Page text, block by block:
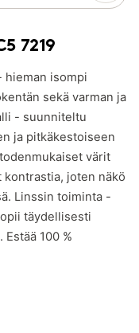
7219
hieman isompi
sekä varman ja
- suunniteltu
ja pitkäkestoiseen
värit
kontrastia, joten näkö
Linssin toiminta -
täydellisesti
100 %